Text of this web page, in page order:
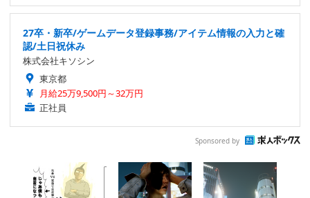
27卒・新卒/ゲームデータ登録事務/アイテム情報の入力と確
認/土日祝休み
株式会社キソシン
東京都
月給25万9,500円～32万円
正社員
Sponsored by